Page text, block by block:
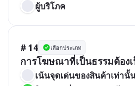
ผู้บริโภค
# 14 เลือกประเภท
การโฆษณาที่เป็นธรรมต้องเ
เน้นจุดเด่นของสินค้าเท่านั้